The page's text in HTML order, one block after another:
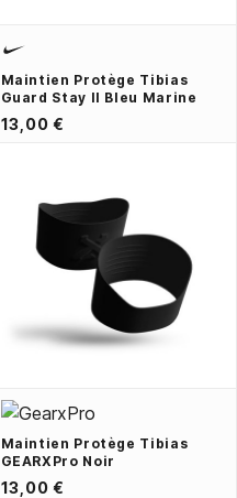
Maintien Protège Tibias
Guard Stay II Bleu Marine
13,00 €
Maintien Protège Tibias
GEARXPro Noir
13,00 €